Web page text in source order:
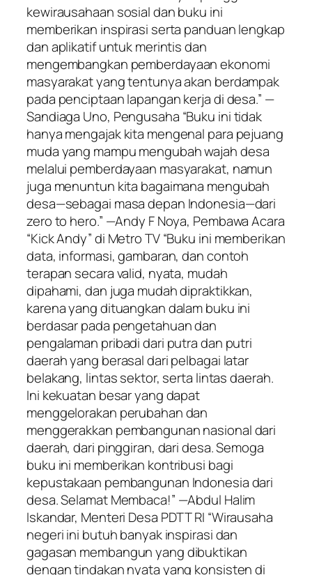
kewirausahaan sosial dan buku ini
memberikan inspirasi serta panduan lengkap
dan aplikatif untuk merintis dan
mengembangkan pemberdayaan ekonomi
masyarakat yang tentunya akan berdampak
pada penciptaan lapangan kerja di desa.” —
Sandiaga Uno, Pengusaha “Buku ini tidak
hanya mengajak kita mengenal para pejuang
muda yang mampu mengubah wajah desa
melalui pemberdayaan masyarakat, namun
juga menuntun kita bagaimana mengubah
desa—sebagai masa depan Indonesia—dari
zero to hero.” —Andy F Noya, Pembawa Acara
“Kick Andy” di Metro TV “Buku ini memberikan
data, informasi, gambaran, dan contoh
terapan secara valid, nyata, mudah
dipahami, dan juga mudah dipraktikkan,
karena yang dituangkan dalam buku ini
berdasar pada pengetahuan dan
pengalaman pribadi dari putra dan putri
daerah yang berasal dari pelbagai latar
belakang, lintas sektor, serta lintas daerah.
Ini kekuatan besar yang dapat
menggelorakan perubahan dan
menggerakkan pembangunan nasional dari
daerah, dari pinggiran, dari desa. Semoga
buku ini memberikan kontribusi bagi
kepustakaan pembangunan Indonesia dari
desa. Selamat Membaca!” —Abdul Halim
Iskandar, Menteri Desa PDTT RI “Wirausaha
negeri ini butuh banyak inspirasi dan
gagasan membangun yang dibuktikan
dengan tindakan nyata yang konsisten di